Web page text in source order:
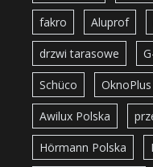
fakro Aluprof
drzwi tarasowe
Schüco OknoPlus
Awilux Polska
Hörmann Polska